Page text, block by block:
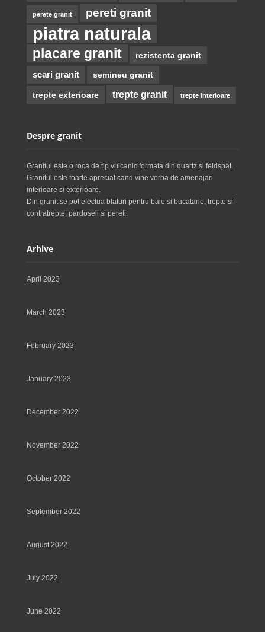
perete granit pereti granit
piatra naturala
placare granit rezistenta granit
scari granit semineu granit
trepte exterioare trepte granit trepte interioare
Despre granit
Granitul este o roca de tip vulcanic formata din quartz si feldspat.
Granitul este foarte apreciat cand vine vorba de amenajari
interioare si exterioare.
Din granit se pot efectua blaturi pentru baie si bucatarie, trepte si
contratrepte, pardoseli si pereti.
Arhive
April 2023
March 2023
February 2023
January 2023
December 2022
November 2022
October 2022
September 2022
August 2022
July 2022
June 2022